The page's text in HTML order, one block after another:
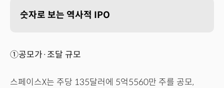
숫자로 보는 역사적 IPO
①공모가·조달 규모
스페이스X는 주당 135달러에 5억5560만 주를 공모,